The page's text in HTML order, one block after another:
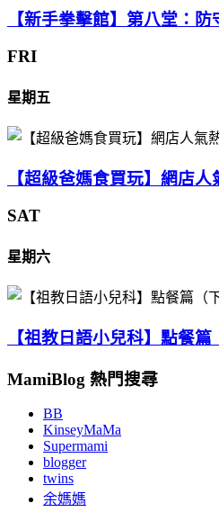
【新手拳擊館】第八堂：
FRI
星期五
【超級爸媽食買玩】網店
SAT
星期六
【祖教日語小兒科】點餐篇
MamiBlog 熱門搜尋
BB
KinseyMaMa
Supermami
blogger
twins
余媽媽